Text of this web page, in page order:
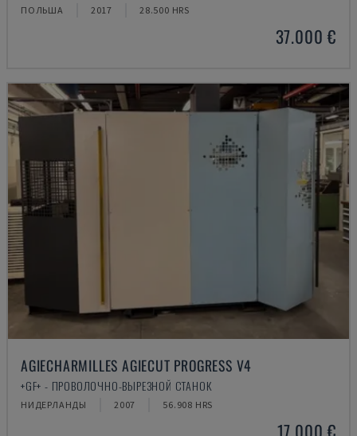
ПОЛЬША 2017 28.500 HRS
37.000 €
AGIECHARMILLES AGIECUT PROGRESS V4
+GF+ - ПРОВОЛОЧНО-ВЫРЕЗНОЙ СТАНОК
НИДЕРЛАНДЫ 2007 56.908 HRS
17.000 €